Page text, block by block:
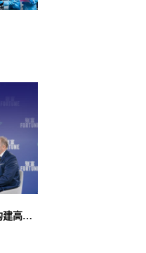
对话赛力斯康波：以ESG之道，构建高端智能汽车品牌全球竞争力